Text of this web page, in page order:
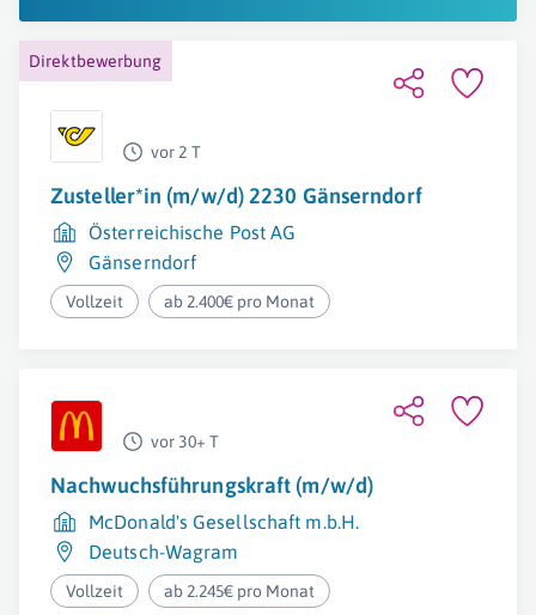
Direktbewerbung
vor 2 T
Zusteller*in (m/w/d) 2230 Gänserndorf
Österreichische Post AG
Gänserndorf
Vollzeit ab 2.400€ pro Monat
vor 30+ T
Nachwuchsführungskraft (m/w/d)
McDonald's Gesellschaft m.b.H.
Deutsch-Wagram
Vollzeit ab 2.245€ pro Monat